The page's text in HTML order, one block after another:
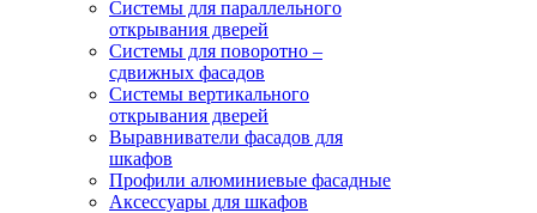
Системы для параллельного
открывания дверей
Системы для поворотно –
сдвижных фасадов
Системы вертикального
открывания дверей
Выравниватели фасадов для
шкафов
Профили алюминиевые фасадные
Аксессуары для шкафов